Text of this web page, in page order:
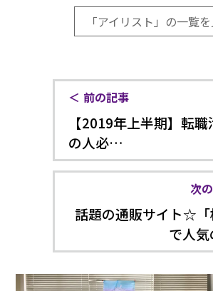
「アイリスト」の一覧
前の記事
【2019年上半期】転
の人必…
次
話題の通販サイト☆「
で人